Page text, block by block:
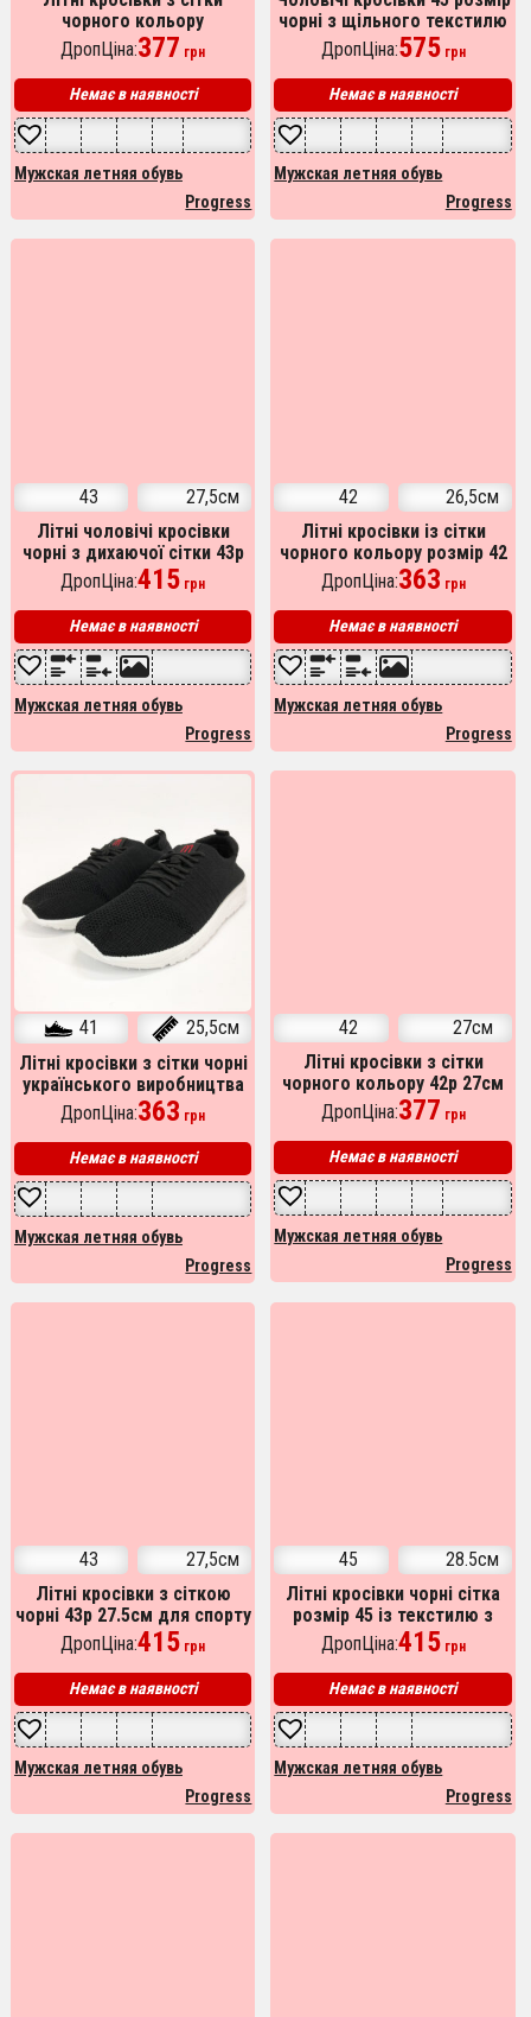
чорного кольору
українського виробництва
42р 27см
ДропЦіна:377 грн
Немає в наявності
Мужская летняя обувь
Progress
чорні з щільного текстилю
ДропЦіна:575грн
Немає в наявності
Мужская летняя обувь
Progress
43
27,5см
Літні чоловічі кросівки
чорні з дихаючої сітки 43р
27.5см
ДропЦіна:415 грн
Немає в наявності
Мужская летняя обувь
Progress
42
26,5см
Літні кросівки із сітки
чорного кольору розмір 42
українського виробництва
ДропЦіна:363 грн
Немає в наявності
Мужская летняя обувь
Progress
41
25,5см
Літні кросівки з сітки чорні
українського виробництва
розмір 41
ДропЦіна:363 грн
Немає в наявності
Мужская летняя обувь
Progress
42
27см
Літні кросівки з сітки
чорного кольору 42р 27см
для чоловіків
ДропЦіна:377 грн
Немає в наявності
Мужская летняя обувь
Progress
43
27,5см
Літні кросівки з сіткою
чорні 43р 27.5см для спорту
та повсякденного носіння
ДропЦіна:415 грн
Немає в наявності
Мужская летняя обувь
Progress
45
28.5см
Літні кросівки чорні сітка
розмір 45 із текстилю з
гнучкою підошвою
ДропЦіна:415грн
Немає в наявності
Мужская летняя обувь
Progress